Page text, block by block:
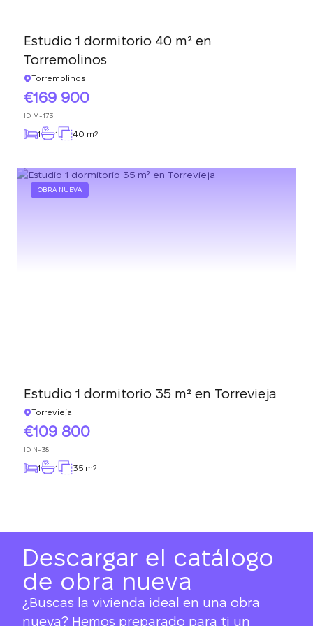
Estudio 1 dormitorio 40 m² en
Torremolinos
Torremolinos
169 900
ID M-173
1 1 40 m2
OBRA NUEVA
Estudio 1 dormitorio 35 m² en Torrevieja
Torrevieja
109 800
ID N-38
1 1 35 m2
Descargar el catálogo
de obra nueva
¿Buscas la vivienda ideal en una obra
nueva? Hemos preparado para ti un